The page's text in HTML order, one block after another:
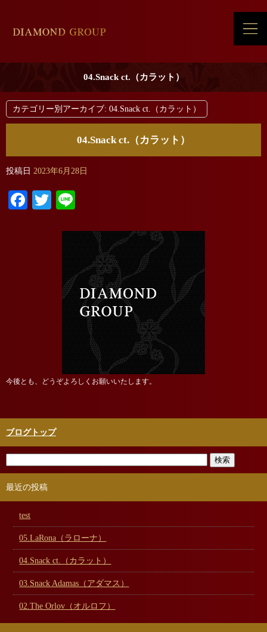
04.Snack ct.（カラット）
カテゴリー別アーカイブ: 04.Snack ct.（カラット）
04.Snack ct.（カラット）
投稿日 2023年6月28日
Facebook
Twitter
今後とも、どうぞよろしくお願いいたします。
ブログトップ
最近の投稿
test
05.LaRona（ラローナ）
04.Snack ct.（カラット）
03.Snack Adamas（アダマス）
02.The Orlov（オルロフ）